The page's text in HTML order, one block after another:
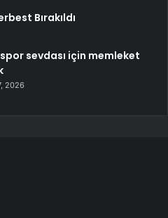
Bırakıldı
sevdası için memleket
2026